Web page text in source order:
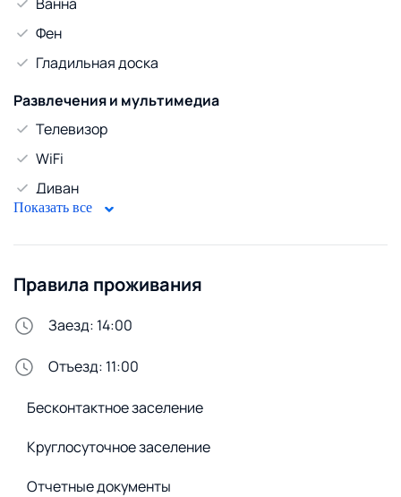
Фен
Гладильная доска
Развлечения и мультимедиа
Телевизор
WiFi
Диван
Безопасность
Бронированная дверь
Стирка и белье
Сушилка для белья
Стиральная машина
Удобства снаружи
Показать все
Правила проживания
Заезд: 14:00
Отъезд: 11:00
Бесконтактное заселение
Круглосуточное заселение
Отчетные документы